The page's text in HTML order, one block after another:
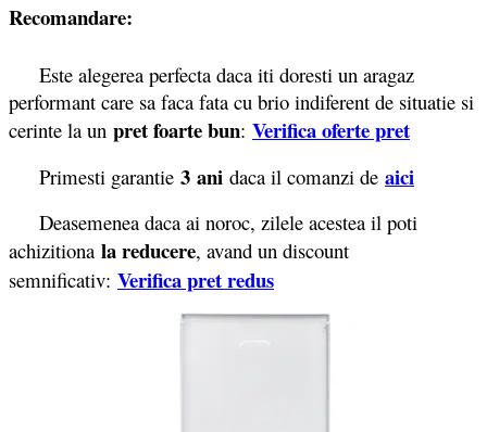
Recomandare:
Este alegerea perfecta daca iti doresti un aragaz
performant care sa faca fata cu brio indiferent de situatie si
cerinte la un pret foarte bun: Verifica oferte pret
Primesti garantie 3 ani daca il comanzi de aici
Deasemenea daca ai noroc, zilele acestea il poti
achizitiona la reducere, avand un discount
semnificativ: Verifica pret redus